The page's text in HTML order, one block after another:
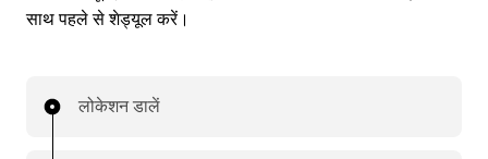
साथ पहले से शेड्यूल करें।
लोकेशन डालें